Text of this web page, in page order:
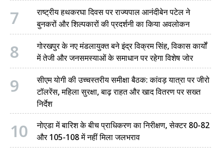
7
राष्ट्रीय हथकरघा दिवस पर राज्यपाल आनंदीबेन पटेल ने
बुनकरों और शिल्पकारों की प्रदर्शनी का किया अवलोकन
8
गोरखपुर के नए मंडलायुक्त बने इंद्र विक्रम सिंह, विकास कार्यों
में तेजी और जनसमस्याओं के समाधान पर रहेगा विशेष जोर
9
सीएम योगी की उच्चस्तरीय समीक्षा बैठक: कांवड़ यात्रा पर जीरो
टॉलरेंस, महिला सुरक्षा, बाढ़ राहत और खाद वितरण पर सख्त
निर्देश
10
नोएडा में बारिश के बीच प्राधिकरण का निरीक्षण, सेक्टर 80-82
और 105-108 में नहीं मिला जलभराव